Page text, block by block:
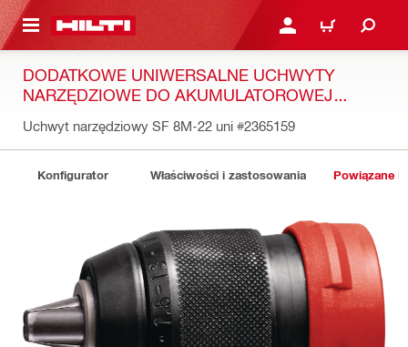
GŁÓWNEJ ZALOGUJ SIĘ LUB
KOSZYK
DODATKOWE UNIWERSALNE UCHWYTY
NARZĘDZIOWE DO AKUMULATOROWEJ
Uchwyt narzędziowy SF 8M-22 uni #2365159
Konfigurator Właściwości i zastosowania Powiązane